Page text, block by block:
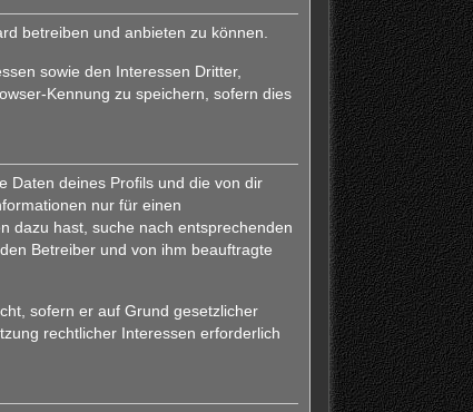
betreiben und anbieten zu können.
sowie den Interessen Dritter,
Kennung zu speichern, sofern dies
Daten deines Profils und die von dir
nur für einen
dazu hast, suche nach entsprechenden
Betreiber und von ihm beauftragte
sofern er auf Grund gesetzlicher
rechtlicher Interessen erforderlich